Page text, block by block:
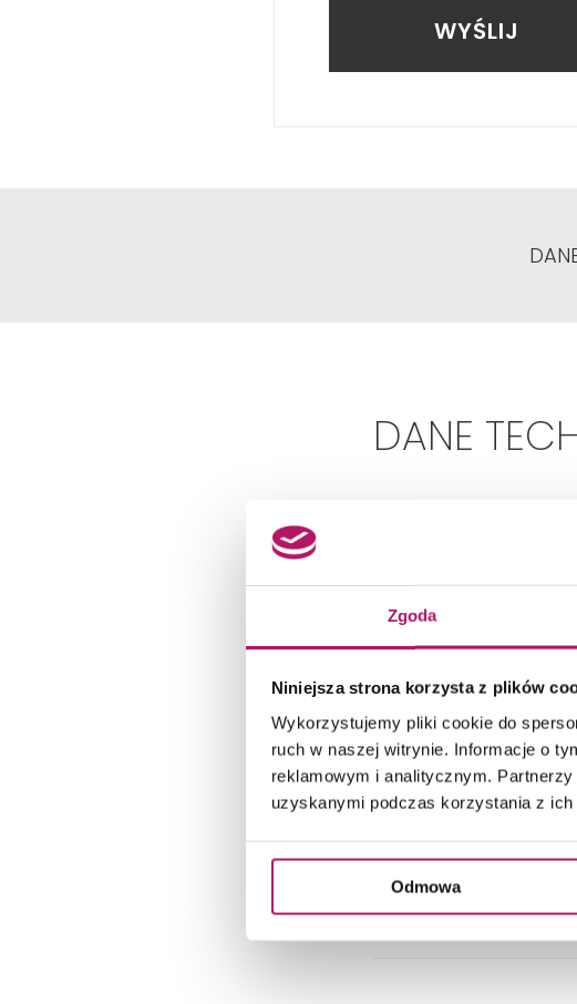
Zgoda
Niniejsza strona korzysta z plików
Wykorzystujemy pliki cookie do
ruch w naszej witrynie. Informacje o
reklamowym i analitycznym.
uzyskanymi podczas korzystania z ich
Odmowa
WYŚLIJ
DANE